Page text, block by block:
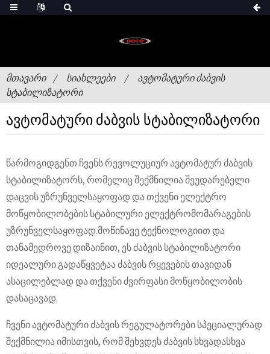
ᲛᲗᲐᲕᲐᲠᲘ ᲡᲘᲐᲮᲚᲔᲔᲑᲘ
ᲐᲕᲢᲝᲛᲐᲢᲣᲠᲘ ᲫᲐᲑᲕᲘᲡ
ᲡᲢᲐᲑᲘᲚᲘᲖᲐᲢᲝᲠᲘ
ავტომატური ძაბვის სტაბილიზატორი
წარმოგიდგენთ ჩვენს რევოლუციურ ავტომატურ ძაბვის
სტაბილიზატორს, რომელიც შექმნილია შეუდარებელი
დაცვის უზრუნველსაყოფად და თქვენი ელექტრო
მოწყობილობების სტაბილური ელექტრომომარაგების
უზრუნველსაყოფად.მოწინავე ტექნოლოგიით და
თანამედროვე დიზაინით, ეს ძაბვის სტაბილიზატორი
იდეალური გადაწყვეტაა ძაბვის რყევების თავიდან
ასაცილებლად და თქვენი ძვირფასი მოწყობილობის
დასაცავად.
ჩვენი ავტომატური ძაბვის რეგულატორები სპეციალურად
შექმნილია იმისთვის, რომ შეხვდეს ძაბვის სხვადასხვა